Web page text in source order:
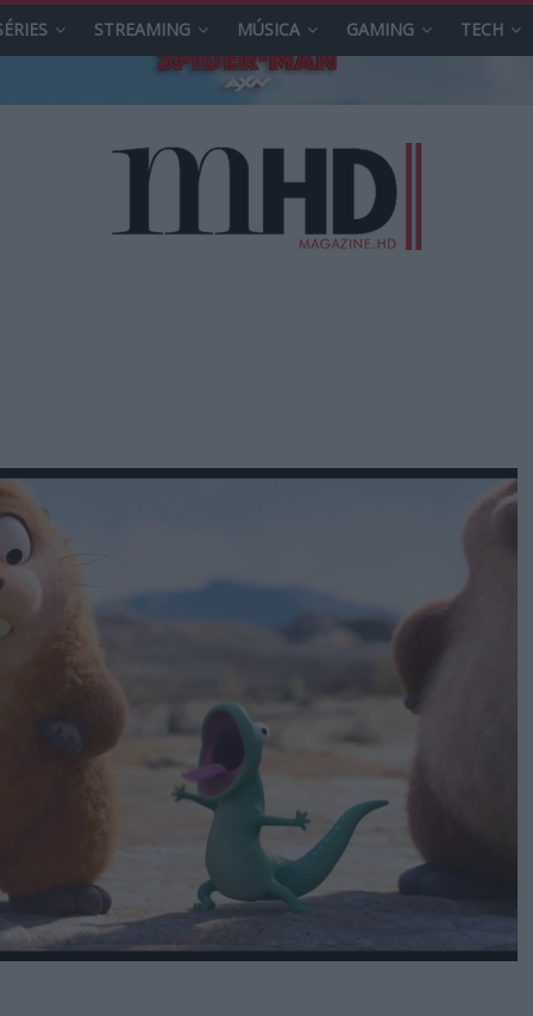
STREAMING MÚSICA GAMING TECH